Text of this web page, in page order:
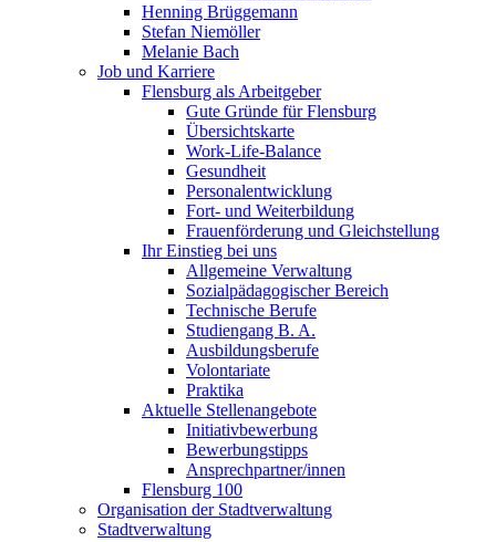
Henning Brüggemann
Stefan Niemöller
Melanie Bach
Job und Karriere
Flensburg als Arbeitgeber
Gute Gründe für Flensburg
Übersichtskarte
Work-Life-Balance
Gesundheit
Personalentwicklung
Fort- und Weiterbildung
Frauenförderung und Gleichstellung
Ihr Einstieg bei uns
Allgemeine Verwaltung
Sozialpädagogischer Bereich
Technische Berufe
Studiengang B. A.
Ausbildungsberufe
Volontariate
Praktika
Aktuelle Stellenangebote
Initiativbewerbung
Bewerbungstipps
Ansprechpartner/innen
Flensburg 100
Organisation der Stadtverwaltung
Stadtverwaltung